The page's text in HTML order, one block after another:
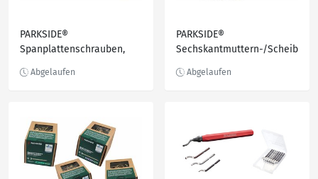
PARKSIDE®
Spanplattenschrauben,
PARKSIDE®
Sechskantmuttern-/Scheib
, Set